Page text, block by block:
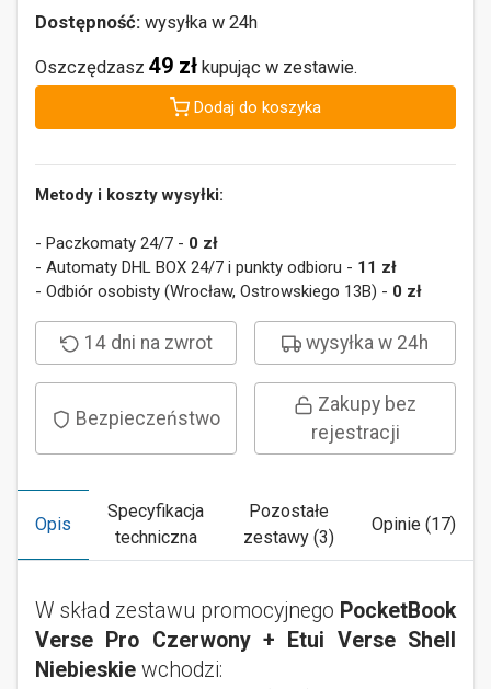
Dostępność: wysyłka w 24h
Oszczędzasz 49 zł kupując w zestawie.
Dodaj do koszyka
Metody i koszty wysyłki:
- Paczkomaty 24/7 - 0 zł
- Automaty DHL BOX 24/7 i punkty odbioru - 11 zł
- Odbiór osobisty (Wrocław, Ostrowskiego 13B) - 0 zł
14 dni na zwrot wysyłka w 24h
Bezpieczeństwo
Zakupy bez
rejestracji
Opis
Specyfikacja
techniczna
Pozostałe
zestawy (3)
Opinie (17)
W skład zestawu promocyjnego PocketBook
Verse Pro Czerwony + Etui Verse Shell
Niebieskie wchodzi: